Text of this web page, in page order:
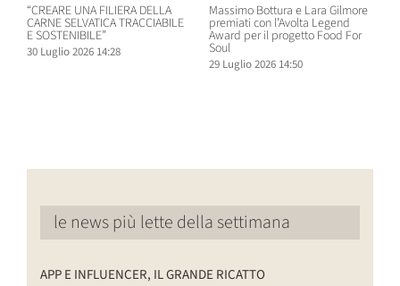
“CREARE UNA FILIERA DELLA
CARNE SELVATICA TRACCIABILE
E SOSTENIBILE”
30 Luglio 2026 14:28
Massimo Bottura e Lara Gilmore
premiati con l’Avolta Legend
Award per il progetto Food For
Soul
29 Luglio 2026 14:50
le news più lette della settimana
APP E INFLUENCER, IL GRANDE RICATTO